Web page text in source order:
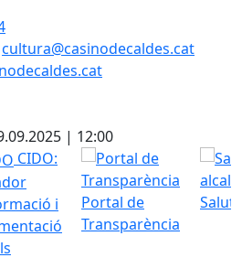
cultura@casinodecaldes.cat
| 12:00
CIDO:
i
Portal de
Transparència